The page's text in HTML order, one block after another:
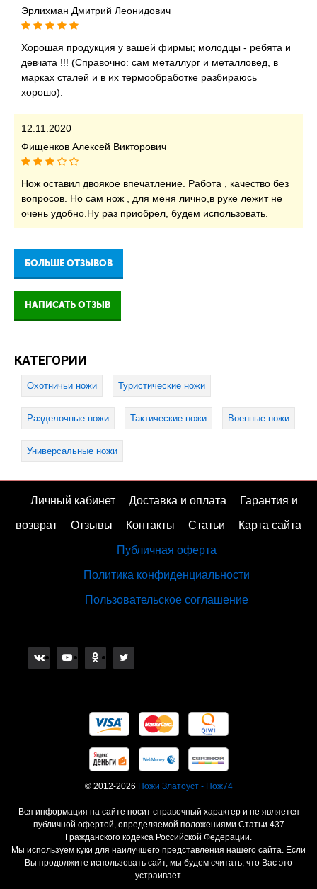
Эрлихман Дмитрий Леонидович
Хорошая продукция у вашей фирмы; молодцы - ребята и
девчата !!! (Справочно: сам металлург и металловед, в
марках сталей и в их термообработке разбираюсь
хорошо).
12.11.2020
Фищенков Алексей Викторович
Нож оставил двоякое впечатление. Работа , качество без
вопросов. Но сам нож , для меня лично,в руке лежит не
очень удобно.Ну раз приобрел, будем использовать.
БОЛЬШЕ ОТЗЫВОВ
НАПИСАТЬ ОТЗЫВ
КАТЕГОРИИ
Охотничьи ножи Туристические ножи
Разделочные ножи Тактические ножи Военные ножи
Универсальные ножи
Личный кабинет Доставка и оплата Гарантия и
возврат Отзывы Контакты Статьи Карта сайта
Публичная оферта
Политика конфиденциальности
Пользовательское соглашение
© 2012-2026 Ножи Златоуст - Нож74
Вся информация на сайте носит справочный характер и не является
публичной офертой, определяемой положениями Статьи 437
Гражданского кодекса Российской Федерации.
Мы используем куки для наилучшего представления нашего сайта. Если
Вы продолжите использовать сайт, мы будем считать, что Вас это
устраивает.